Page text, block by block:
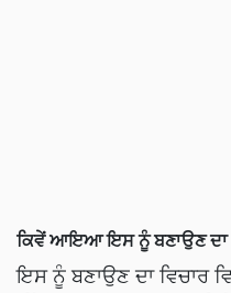
ਕਿਵੇਂ ਆਇਆ ਇਸ ਨੂੰ ਬਣਾਉਣ ਦਾ
ਇਸ ਨੂੰ ਬਣਾਉਣ ਦਾ ਵਿਚਾਰ